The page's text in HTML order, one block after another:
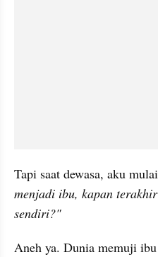
Tapi saat dewasa, aku
menjadi ibu, kapan
sendiri?"
Aneh ya. Dunia memuji